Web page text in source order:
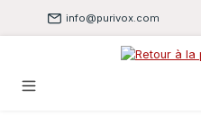
Passer au contenu principal
info@purivox.com